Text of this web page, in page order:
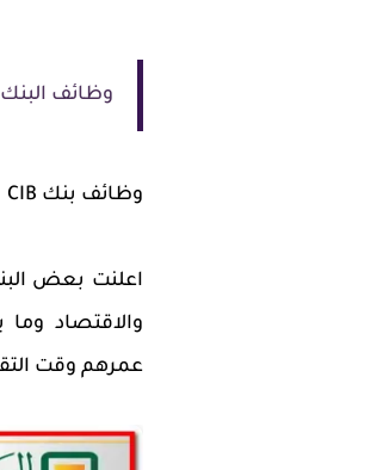
وظائف البنك
وظائف بنك CIB
اعلنت بعض
والاقتصاد
عمرهم وقت التقدم للوظائف 28 عاما